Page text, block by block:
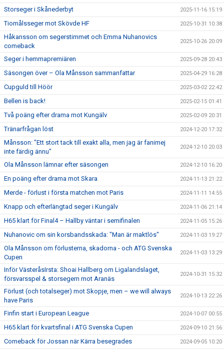
Storseger i Skånederbyt 2025-11-16 15:19
Tiomålsseger mot Skövde HF 2025-10-31 10:38
Håkansson om segerstimmet och Emma Nuhanovics
comeback
2025-10-26 20:09
Seger i hemmapremiären 2025-09-28 20:43
Säsongen över – Ola Månsson sammanfattar 2025-04-29 16:28
Cupguld till Höör 2025-03-02 22:42
Bellen is back! 2025-02-15 01:41
Två poäng efter drama mot Kungälv 2025-02-09 20:31
Tränarfrågan löst 2024-12-20 17:32
Månsson: "Ett stort tack till exakt alla, men jag är fanimej
inte färdig ännu"
2024-12-10 20:03
Ola Månsson lämnar efter säsongen 2024-12-10 16:20
En poäng efter drama mot Skara 2024-11-13 21:22
Merde - förlust i första matchen mot Paris 2024-11-11 14:55
Knapp och efterlängtad seger i Kungälv 2024-11-06 21:14
H65 klart för Final4 – Hallby väntar i semifinalen 2024-11-05 15:26
Nuhanovic om sin korsbandsskada: "Man är maktlös" 2024-11-03 19:27
Ola Månsson om förlusterna, skadorna - och ATG Svenska
Cupen
2024-11-03 13:29
Inför VästeråsIrsta: Shoai Hallberg om Ligalandslaget,
försvarsspel & storsegern mot Aranäs
2024-10-31 15:32
Förlust (och totalseger) mot Skopje, men – we will always
have Paris
2024-10-13 22:26
Finfin start i European League 2024-10-07 00:55
H65 klart för kvartsfinal i ATG Svenska Cupen 2024-09-10 21:56
Comeback för Jossan när Kärra besegrades 2024-09-05 10:20